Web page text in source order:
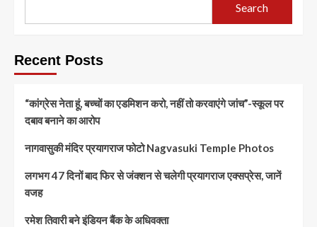
Search
Recent Posts
“कांग्रेस नेता हूं, बच्चों का एडमिशन करो, नहीं तो करवाएंगे जांच”-स्कूल पर
दबाव बनाने का आरोप
नागवासुकी मंदिर प्रयागराज फोटो Nagvasuki Temple Photos
लगभग 47 दिनों बाद फिर से जंक्शन से चलेगी प्रयागराज एक्सप्रेस, जानें
वजह
रमेश तिवारी बने इंडियन बैंक के अधिवक्ता